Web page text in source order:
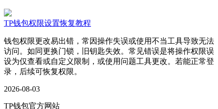
TP钱包权限设置恢复教程
钱包权限更改易出错，常因操作失误或使用不当工具导致无法
访问。如同更换门锁，旧钥匙失效。常见错误是将操作权限误
设为仅查看或自定义限制，或使用问题工具更改。若能正常登
录，后续可恢复权限。
2026-08-03
TP钱包官方网站